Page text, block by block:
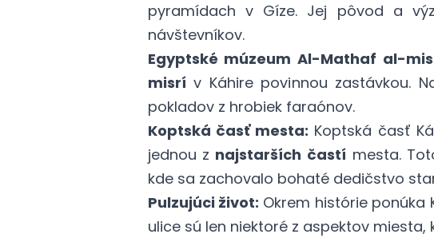
pyramídach v Gíze. Jej pôvod a
návštevníkov.
Egyptské múzeum Al-Mathaf al-
misrí v Káhire povinnou zastávkou.
pokladov z hrobiek faraónov.
Koptská časť mesta: Koptská časť
jednou z najstarších častí mesta.
kde sa zachovalo bohaté dedičstvo
Pulzujúci život: Okrem histórie ponúka
ulice sú len niektoré z aspektov